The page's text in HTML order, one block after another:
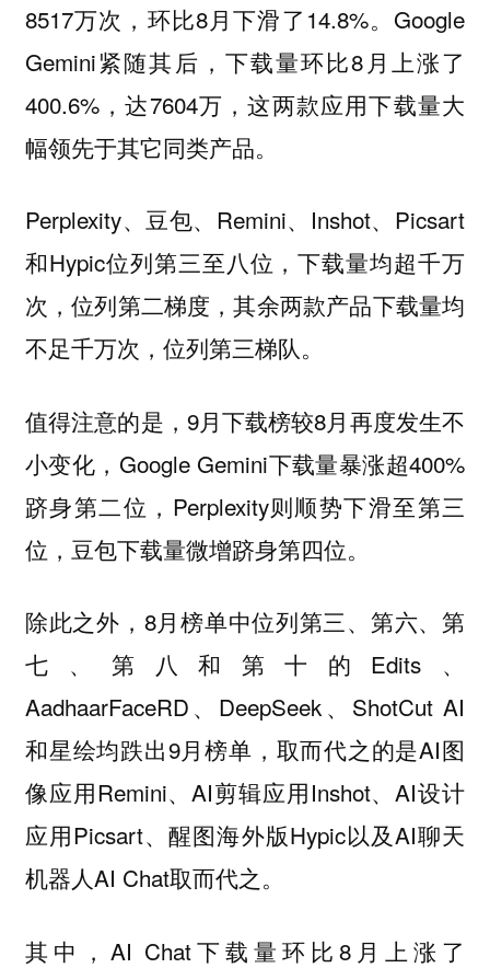
8517万次，环比8月下滑了14.8%。Google
Gemini紧随其后，下载量环比8月上涨了
400.6%，达7604万，这两款应用下载量大
幅领先于其它同类产品。
Perplexity、豆包、Remini、Inshot、Picsart
和Hypic位列第三至八位，下载量均超千万
次，位列第二梯度，其余两款产品下载量均
不足千万次，位列第三梯队。
值得注意的是，9月下载榜较8月再度发生不
小变化，Google Gemini下载量暴涨超400%
跻身第二位，Perplexity则顺势下滑至第三
位，豆包下载量微增跻身第四位。
除此之外，8月榜单中位列第三、第六、第
七、第八和第十的Edits、
AadhaarFaceRD、DeepSeek、ShotCut AI
和星绘均跌出9月榜单，取而代之的是AI图
像应用Remini、AI剪辑应用Inshot、AI设计
应用Picsart、醒图海外版Hypic以及AI聊天
机器人AI Chat取而代之。
其中，AI Chat下载量环比8月上涨了